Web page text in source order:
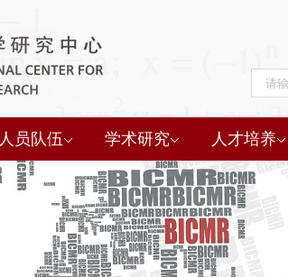
人员队伍 学术研究 人才培养